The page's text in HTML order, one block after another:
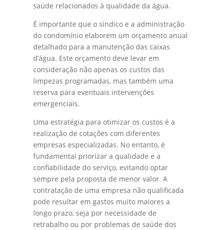
saúde relacionados à qualidade da água.
É importante que o síndico e a administração
do condomínio elaborem um orçamento anual
detalhado para a manutenção das caixas
d’água. Este orçamento deve levar em
consideração não apenas os custos das
limpezas programadas, mas também uma
reserva para eventuais intervenções
emergenciais.
Uma estratégia para otimizar os custos é a
realização de cotações com diferentes
empresas especializadas. No entanto, é
fundamental priorizar a qualidade e a
confiabilidade do serviço, evitando optar
sempre pela proposta de menor valor. A
contratação de uma empresa não qualificada
pode resultar em gastos muito maiores a
longo prazo, seja por necessidade de
retrabalho ou por problemas de saúde dos